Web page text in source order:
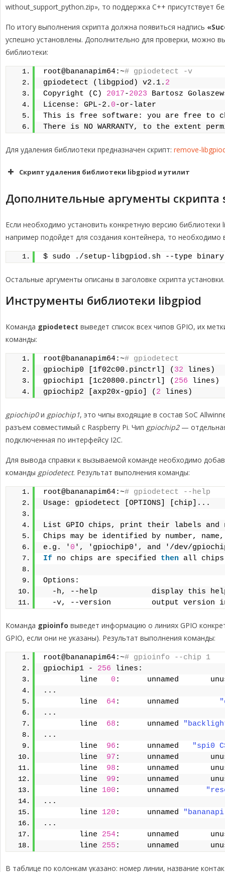
without_support_python.zip», то поддержка C++ присутствует
По итогу выполнения скрипта должна появиться надпись
успешно установлены. Дополнительно для проверки, можно
библиотеки:
root@bananapim64:~# gpiodetect -v
gpiodetect (libgpiod) v2.1. 2
Copyright (C) 2017-2023 Bartosz
License: GPL-2. 0-or-later
This is free software: you are free to
There is NO WARRANTY, to the extent
Для удаления библиотеки предназначен скрипт: remove-
Скрипт удаления библиотеки libgpiod и утилит
$ chmod +x remove-libgpiod.sh
Дополнительные аргументы скрипта
Если необходимо установить конкретную версию библиотеки
например подойдет для создания контейнера, то необходимо
$ sudo ./setup-libgpiod.sh --type
Остальные аргументы описаны в заголовке скрипта установки.
Инструменты библиотеки libgpiod
Команда gpiodetect выведет список всех чипов GPIO, их
команды:
root@bananapim64:~# gpiodetect
gpiochip0 [1f02c00.pinctrl] ( 32 lines)
gpiochip1 [1c20800.pinctrl] ( 256 lines)
gpiochip2 [axp20x-gpio] ( 2 lines)
gpiochip0и gpiochip1, это чипы входящие в состав SoC
разъем совместимый с Raspberry Pi. Чип gpiochip2—
подключенная по интерфейсу I2C.
Для вывода справки к вызываемой команде необходимо
команды gpiodetect. Результат выполнения команды:
root@bananapim64:~# gpiodetect --help
Usage: gpiodetect [OPTIONS] [chip]...
List GPIO chips, print their labels and
Chips may be identified by number,
e.g. ' 0 ', 'gpiochip0', and '/dev/
If no chips are specified then all
Options:
-h, --help            display this
-v, --version         output version
Команда gpioinfo выведет информацию о линиях GPIO
GPIO, если они не указаны). Результат выполнения команды:
root@bananapim64:~# gpioinfo --chip 1
gpiochip1 - 256 lines:
        line
0 :      unnamed
...
        line
64:      unnamed
...
        line
68 :      unnamed
...
        line
96 :      unnamed
"spi0
        line
97 :      unnamed
        line
98 :      unnamed
        line
99 :      unnamed
        line
100 :      unnamed
...
        line
120 :      unnamed
...
        line
254:      unnamed
        line
255 :      unnamed
В таблице по колонкам указано: номер линии, название